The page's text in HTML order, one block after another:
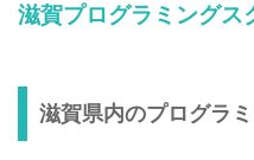
滋賀プログラミングス
滋賀県内のプログラ